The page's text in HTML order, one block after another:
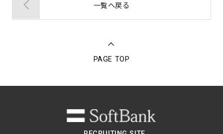
一覧へ戻る
PAGE TOP